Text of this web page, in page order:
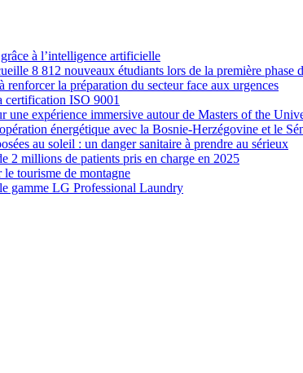
à l’intelligence artificielle
8 812 nouveaux étudiants lors de la première phase
renforcer la préparation du secteur face aux urgences
ISO 9001
une expérience immersive autour de Masters of the
énergétique avec la Bosnie-Herzégovine et le
au soleil : un danger sanitaire à prendre au sérieux
2 millions de patients pris en charge en 2025
tourisme de montagne
gamme LG Professional Laundry